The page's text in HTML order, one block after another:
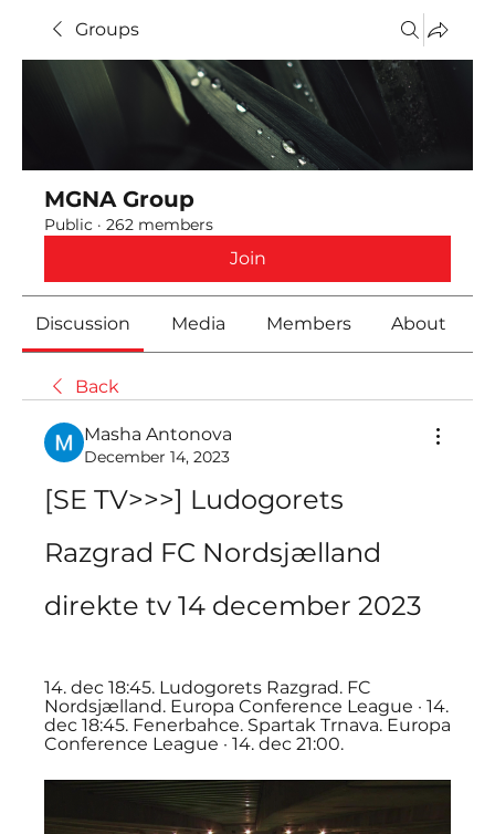
Groups
MGNA Group
Public · 262 members
Join
Discussion Media Members About
Back
Masha Antonova
December 14, 2023
[SE TV>>>] Ludogorets
Razgrad FC Nordsjælland
direkte tv 14 december 2023
14. dec 18:45. Ludogorets Razgrad. FC
Nordsjælland. Europa Conference League · 14.
dec 18:45. Fenerbahce. Spartak Trnava. Europa
Conference League · 14. dec 21:00.